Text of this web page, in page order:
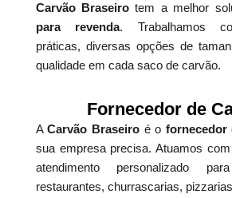
Carvão Braseiro tem a melhor
para revenda. Trabalhamos
práticas, diversas opções de
qualidade em cada saco de carvão.
Fornecedor de
ACarvão Braseiro é o fornecedor
sua empresa precisa. Atuamos
atendimento personalizado
restaurantes, churrascarias,